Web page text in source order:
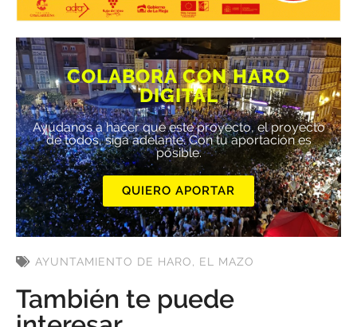
COLABORA CON HARO
DIGITAL
Ayúdanos a hacer que este proyecto, el proyecto
de todos, siga adelante. Con tu aportación es
posible.
QUIERO APORTAR
AYUNTAMIENTO DE HARO, EL MAZO
También te puede